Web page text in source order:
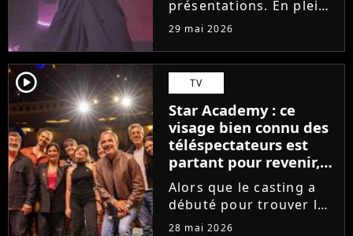
présentations. En pleine
tournée, l'élève de la
son tout premier single.
Avec Garçon solide, le
chanteur livre une
facette plus fragile de
sa personnalité....
29 mai 2026
player2 TV
Star Academy : ce
visage bien connu des
téléspectateurs est
partant pour revenir,
sauf que la place est
déjà prise
Alors que le casting a
débuté pour trouver les
prochains Pierre
28 mai 2026